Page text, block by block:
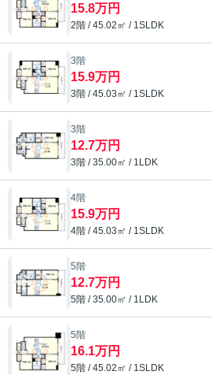
15.8万円
2階 / 45.02㎡ / 1SLDK
3階
15.9万円
3階 / 45.03㎡ / 1SLDK
3階
12.7万円
3階 / 35.00㎡ / 1LDK
4階
15.9万円
4階 / 45.03㎡ / 1SLDK
5階
12.7万円
5階 / 35.00㎡ / 1LDK
5階
16.1万円
5階 / 45.02㎡ / 1SLDK